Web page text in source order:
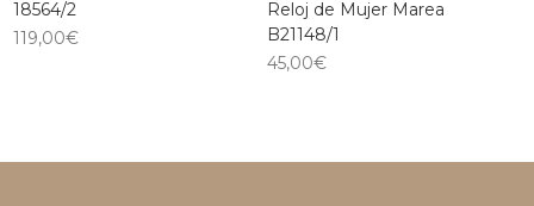
18564/2
119,00€
Reloj de Mujer Marea
B21148/1
45,00€